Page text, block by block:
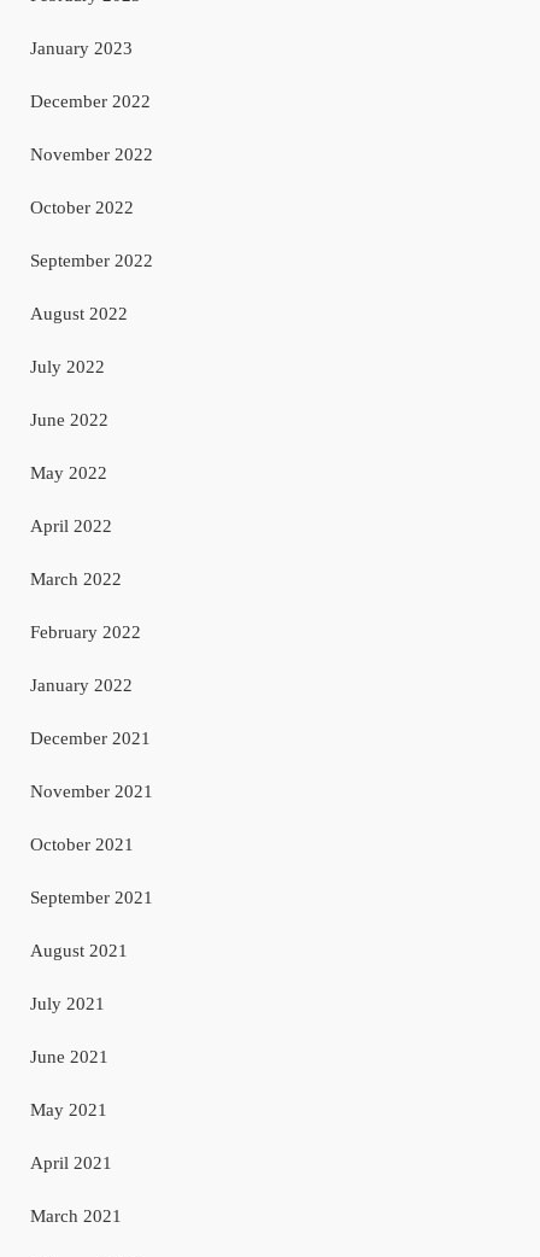
January 2023
December 2022
November 2022
October 2022
September 2022
August 2022
July 2022
June 2022
May 2022
April 2022
March 2022
February 2022
January 2022
December 2021
November 2021
October 2021
September 2021
August 2021
July 2021
June 2021
May 2021
April 2021
March 2021